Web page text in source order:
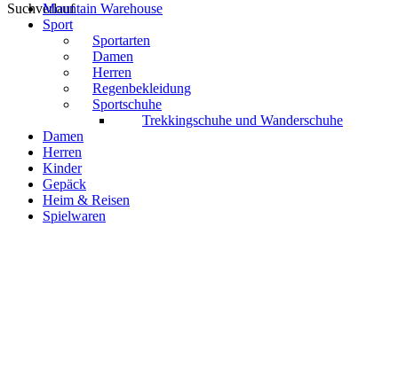
SuchverlaufMountain Warehouse
Sport
Sportarten
Damen
Herren
Regenbekleidung
Sportschuhe
Trekkingschuhe und Wanderschuhe
Damen
Herren
Kinder
Gepäck
Heim & Reisen
Spielwaren